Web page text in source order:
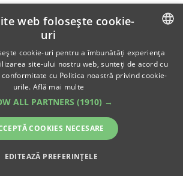
ROMANIAN
web folosește cookie-
uri
cookie-uri pentru a îmbunătăți experiența
site-ului nostru web, sunteți de acord cu
cu Politica noastră privind cookie-
urile. Află mai multe
ALL PARTNERS (1910) →
COOKIES NECESARE
EDITEAZĂ PREFERINȚELE